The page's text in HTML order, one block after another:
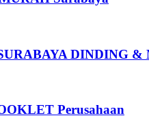
DINDING &
Perusahaan